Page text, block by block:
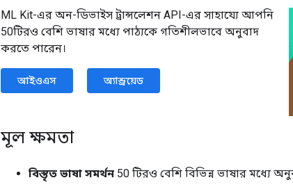
ML Kit-এর অন-ডিভাইস ট্রান্সলেশন API-এর সাহায্যে আপনি
50টিরও বেশি ভাষার মধ্যে পাঠ্যকে গতিশীলভাবে অনুবাদ
করতে পারেন।
আইওএস অ্যান্ড্রয়েড
মূল ক্ষমতা
বিস্তৃত ভাষা সমর্থন 50 টিরও বেশি বিভিন্ন ভাষার মধ্যে